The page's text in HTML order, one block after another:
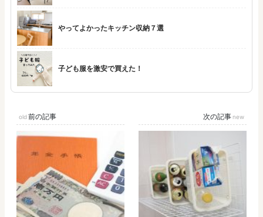
やってよかったキッチン収納７選
子ども服を激安で買えた！
前の記事 次の記事